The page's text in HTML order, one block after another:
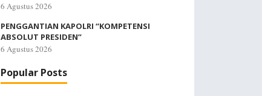
6 Agustus 2026
PENGGANTIAN KAPOLRI “KOMPETENSI
ABSOLUT PRESIDEN”
6 Agustus 2026
Popular Posts